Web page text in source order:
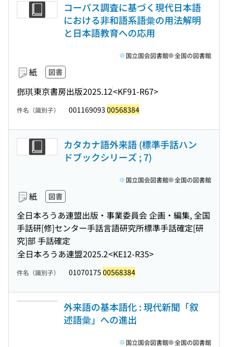
コーパス調査に基づく現代日本語
における非和語系語彙の用法解明
と日本語教育への応用
紙 図書
鄧琪東京書房出版2025.12<KF91-R67>
国立国会図書館 全国の図書館
件名（識別子） 001169093 00568384
カタカナ語外来語 (標準手話ハン
ドブックシリーズ ; 7)
紙 図書
全日本ろうあ連盟出版・事業委員会 企画・編集, 全国
手話研[修]センター手話言語研究所標準手話確定[研
究]部 手話確定
全日本ろうあ連盟2025.2<KE12-R35>
国立国会図書館 全国の図書館
件名（識別子） 01070175 00568384
外来語の基本語化 : 現代新聞「叙
述語彙」への進出
国立国会図書館 全国の図書館